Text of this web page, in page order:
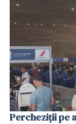
Percheziții pe